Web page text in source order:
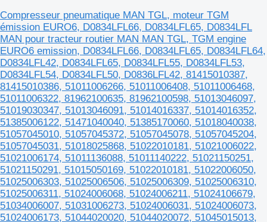
Compresseur pneumatique MAN TGL, moteur TGM
émission EURO6, D0834LFL66, D0834LFL65, D0834LFL
MAN pour tracteur routier MAN MAN TGL, TGM engine
EURO6 emission, D0834LFL66, D0834LFL65, D0834LFL64,
D0834LFL42, D0834LFL65, D0834LFL55, D0834LFL53,
D0834LFL54, D0834LFL50, D0836LFL42, 81415010387,
81415010386, 51011006266, 51011006408, 51011006468,
51011006322, 81962100635, 81962100598, 51013046097,
51019030347, 51013046091, 51014016337, 51014016352,
51385006122, 51471040040, 51385170060, 51018040038,
51057045010, 51057045372, 51057045078, 51057045204,
51057045031, 51018025868, 51022010181, 51021006022,
51021006174, 51011136088, 51011140222, 51021150251,
51021150291, 51015050169, 51022010181, 51022006050,
51025006303, 51025006506, 51025006309, 51025006310,
51025006311, 51024006068, 51024006211, 51024106679,
51034006007, 51031006273, 51024006031, 51024006073,
51024006173, 51044020020, 51044020072, 51045015013,